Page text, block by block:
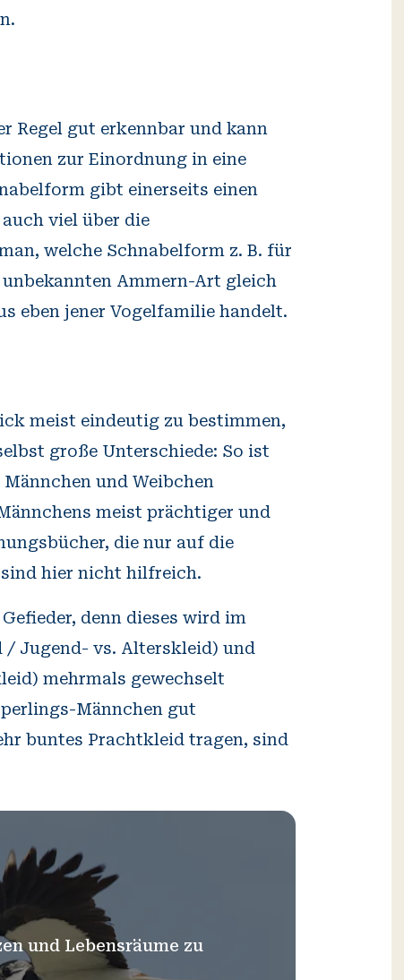
Regel gut erkennbar und kann
zur Einordnung in eine
gibt einerseits einen
viel über die
welche Schnabelform z. B. für
Ammern-Art gleich
eben jener Vogelfamilie handelt.
meist eindeutig zu bestimmen,
große Unterschiede: So ist
und Weibchen
meist prächtiger und
die nur auf die
sind hier nicht hilfreich.
denn dieses wird im
/ Jugend- vs. Alterskleid) und
mehrmals gewechselt
Männchen gut
buntes Prachtkleid tragen, sind
und Lebensräume zu